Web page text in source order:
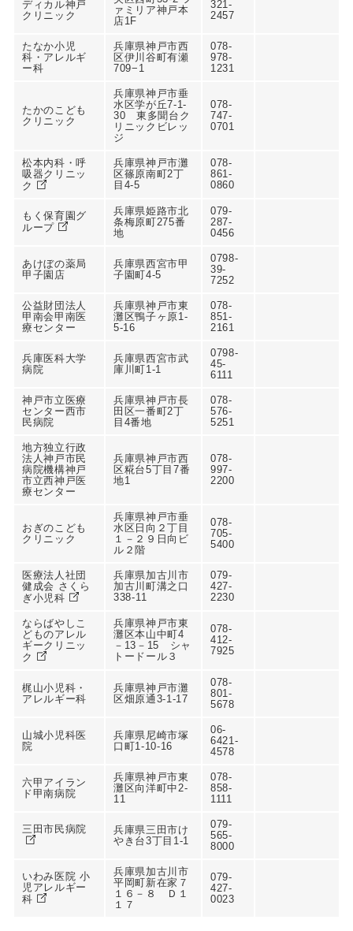
ディカル神戸
クリニック
ァミリア神戸本
店1F
321-
2457
たなか小児
科・アレルギ
ー科
兵庫県神戸市西
区伊川谷町有瀬
709−1
078-
978-
1231
たかのこども
クリニック
兵庫県神戸市垂
水区学が丘7-1-
30 東多聞台ク
リニックビレッ
ジ
078-
747-
0701
松本内科・呼
吸器クリニッ
ク
兵庫県神戸市灘
区篠原南町2丁
目4-5
078-
861-
0860
もく保育園グ
ループ
兵庫県姫路市北
条梅原町275番
地
079-
287-
0456
あけぼの薬局
甲子園店
兵庫県西宮市甲
子園町4-5
0798-
39-
7252
公益財団法人
甲南会甲南医
療センター
兵庫県神戸市東
灘区鴨子ヶ原1-
5-16
078-
851-
2161
兵庫医科大学
病院
兵庫県西宮市武
庫川町1-1
0798-
45-
6111
神戸市立医療
センター西市
民病院
兵庫県神戸市長
田区一番町2丁
目4番地
078-
576-
5251
地方独立行政
法人神戸市民
病院機構神戸
市立西神戸医
療センター
兵庫県神戸市西
区糀台5丁目7番
地1
078-
997-
2200
おぎのこども
クリニック
兵庫県神戸市垂
水区日向２丁目
１－２９日向ビ
ル２階
078-
705-
5400
医療法人社団
健成会 さくら
ぎ小児科
兵庫県加古川市
加古川町溝之口
338-11
079-
427-
2230
ならばやしこ
どものアレル
ギークリニッ
ク
兵庫県神戸市東
灘区本山中町4
－13－15 シャ
トードール３
078-
412-
7925
梶山小児科・
アレルギー科
兵庫県神戸市灘
区畑原通3-1-17
078-
801-
5678
山城小児科医
院
兵庫県尼崎市塚
口町1-10-16
06-
6421-
4578
六甲アイラン
ド甲南病院
兵庫県神戸市東
灘区向洋町中2-
11
078-
858-
1111
三田市民病院
兵庫県三田市け
やき台3丁目1-1
079-
565-
8000
いわみ医院 小
児アレルギー
科
兵庫県加古川市
平岡町新在家７
１６－８ Ｄ１
１７
079-
427-
0023